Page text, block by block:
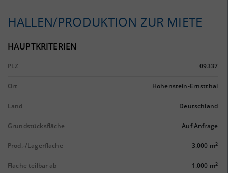
HALLEN/PRODUKTION ZUR MIETE
HAUPTKRITERIEN
PLZ 09337
Ort Hohenstein-Ernstthal
Land Deutschland
Grundstücksfläche Auf Anfrage
Prod.-/Lagerfläche 3.000 m2
Fläche teilbar ab 1.000 m2